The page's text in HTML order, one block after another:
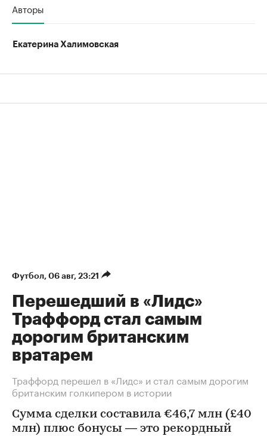
Авторы
Екатерина Халимовская
Футбол⁠, 06 авг, 23:21
Перешедший в «Лидс»
Траффорд стал самым
дорогим британским
вратарем
Траффорд перешел в «Лидс» и стал самым дорогим
британским голкипером в истории
Сумма сделки составила €46,7 млн (£40
млн) плюс бонусы — это рекордный